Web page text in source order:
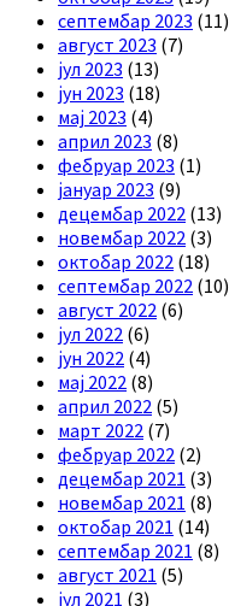
септембар 2023 (11)
август 2023 (7)
јул 2023 (13)
јун 2023 (18)
мај 2023 (4)
април 2023 (8)
фебруар 2023 (1)
јануар 2023 (9)
децембар 2022 (13)
новембар 2022 (3)
октобар 2022 (18)
септембар 2022 (10)
август 2022 (6)
јул 2022 (6)
јун 2022 (4)
мај 2022 (8)
април 2022 (5)
март 2022 (7)
фебруар 2022 (2)
децембар 2021 (3)
новембар 2021 (8)
октобар 2021 (14)
септембар 2021 (8)
август 2021 (5)
јул 2021 (3)